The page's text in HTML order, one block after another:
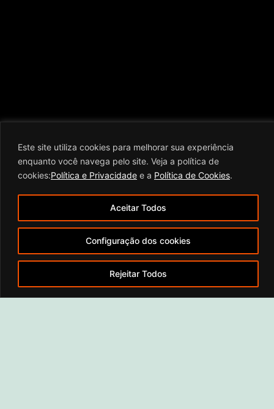
Este site utiliza cookies para melhorar sua experiência
enquanto você navega pelo site. Veja a política de
cookies:Política e Privacidade e a Política de Cookies.
Configuração dos cookies
Rejeitar Todos
Aceitar Todos